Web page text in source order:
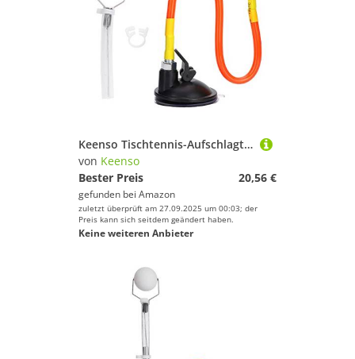
Keenso Tischtennis-Aufschlagtrainer, PVC Verstellbarer Tischtennisball Saugnapf Tischtennis Trainer Trainingsroboter Balls Trainer Zubehör Tischtenniszubehör
von Keenso
Bester Preis
20,56 €
gefunden bei Amazon
zuletzt überprüft am 27.09.2025 um 00:03; der
Preis kann sich seitdem geändert haben.
Keine weiteren Anbieter